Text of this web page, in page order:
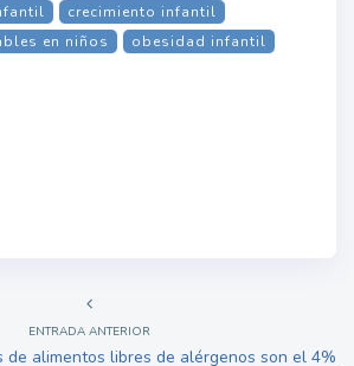
crecimiento infantil
en niños
obesidad infantil
ENTRADA ANTERIOR
de alimentos libres de alérgenos son el 4%